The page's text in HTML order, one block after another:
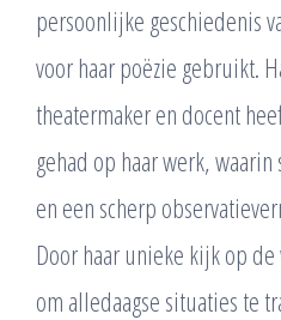
persoonlijke geschiedenis
voor haar poëzie gebruikt.
theatermaker en docent
gehad op haar werk,
en een scherp
Door haar unieke kijk op
om alledaagse situaties te